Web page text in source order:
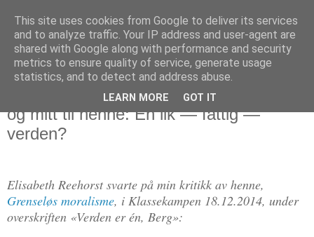
Politikus
tirsdag 30. desember 2014
Grenseløs moralisme: Reehorsts svar,
og mitt til henne: Én lik — fattig —
verden?
Elisabeth Reehorst svarte på min kritikk av henne,
Grenseløs moralisme, i Klassekampen 18.12.2014, under
overskriften «Verden er én, Berg»:
This site uses cookies from Google to deliver its services
and to analyze traffic. Your IP address and user-agent are
shared with Google along with performance and security
metrics to ensure quality of service, generate usage
statistics, and to detect and address abuse.
LEARN MORE GOT IT